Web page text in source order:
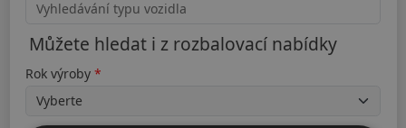
Můžete hledat i z rozbalovací nabídky
Rok výroby